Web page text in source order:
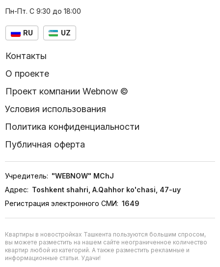
Пн-Пт. С 9:30 до 18:00
RU UZ
Контакты
О проекте
Проект компании Webnow ©
Условия использования
Политика конфиденциальности
Публичная оферта
Учредитель: "WEBNOW" MChJ
Адрес: Toshkent shahri, A.Qahhor ko'chasi, 47-uy
Регистрация электронного СМИ: 1649
Квартиры в новостройках Ташкента пользуются большим спросом,
вы можете разместить на нашем сайте неограниченное количество
квартир любой из категорий. А также разместить рекламные и
информационные статьи. Удачи!